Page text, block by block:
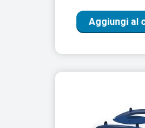
Aggiungi al